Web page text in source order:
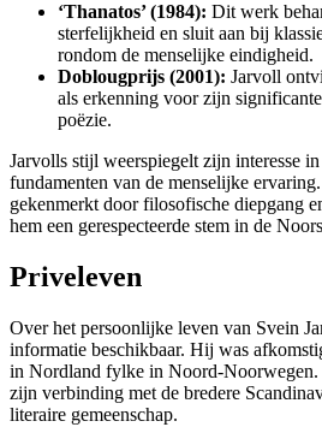
‘Thanatos’ (1984): Dit werk
sterfelijkheid en sluit aan bij
rondom de menselijke eindigheid.
Doblougprijs (2001): Jarvoll
als erkenning voor zijn
poëzie.
Jarvolls stijl weerspiegelt zijn interesse
fundamenten van de menselijke
gekenmerkt door filosofische diepgang
hem een gerespecteerde stem in de
Priveleven
Over het persoonlijke leven van Svein
informatie beschikbaar. Hij was
in Nordland fylke in Noord-
zijn verbinding met de bredere
literaire gemeenschap.